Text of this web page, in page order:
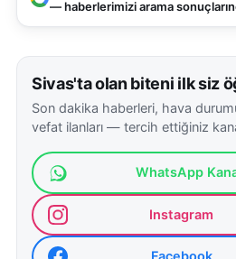
— haberlerimizi arama
Sivas'ta olan biteni ilk siz
Son dakika haberleri, hava
vefat ilanları — tercih ettiğiniz
WhatsApp
Instagram